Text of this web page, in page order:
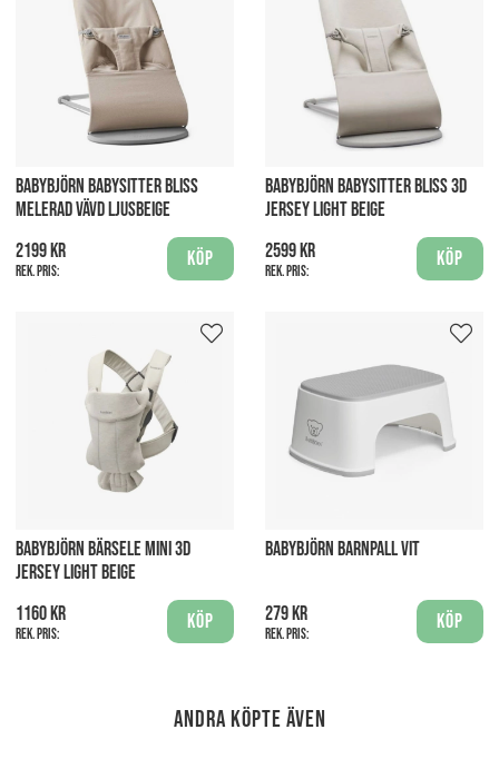
BABYBJÖRN BABYSITTER BLISS
MELERAD VÄVD LJUSBEIGE
2199 kr
Rek. pris:
Köp
BABYBJÖRN BABYSITTER BLISS 3D
JERSEY LIGHT BEIGE
2599 kr
Rek. pris:
Köp
BABYBJÖRN BÄRSELE MINI 3D
JERSEY LIGHT BEIGE
1160 kr
Rek. pris:
Köp
BABYBJÖRN BARNPALL VIT
279 kr
Rek. pris:
Köp
Andra köpte även